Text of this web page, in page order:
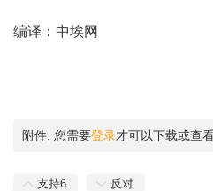
编译：中埃网
附件: 您需要登录才可以下载或查
支持6 反对